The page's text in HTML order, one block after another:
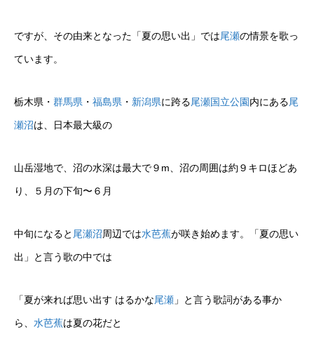
ですが、その由来となった「夏の思い出」では尾瀬の情景を歌っ
ています。
栃木県・ 群馬県 ・ 福島県 ・ 新潟県に跨る尾瀬国立公園内にある尾
瀬沼は、日本最大級の
山岳湿地で、沼の水深は最大で９m、沼の周囲は約９キロほどあ
り、５月の下旬〜６月
中旬になると 尾瀬沼周辺では水芭蕉が咲き始めます。「夏の思い
出」と言う歌の中では
「夏が来れば思い出す はるかな尾瀬 」と言う歌詞がある事か
ら、 水芭蕉は夏の花だと